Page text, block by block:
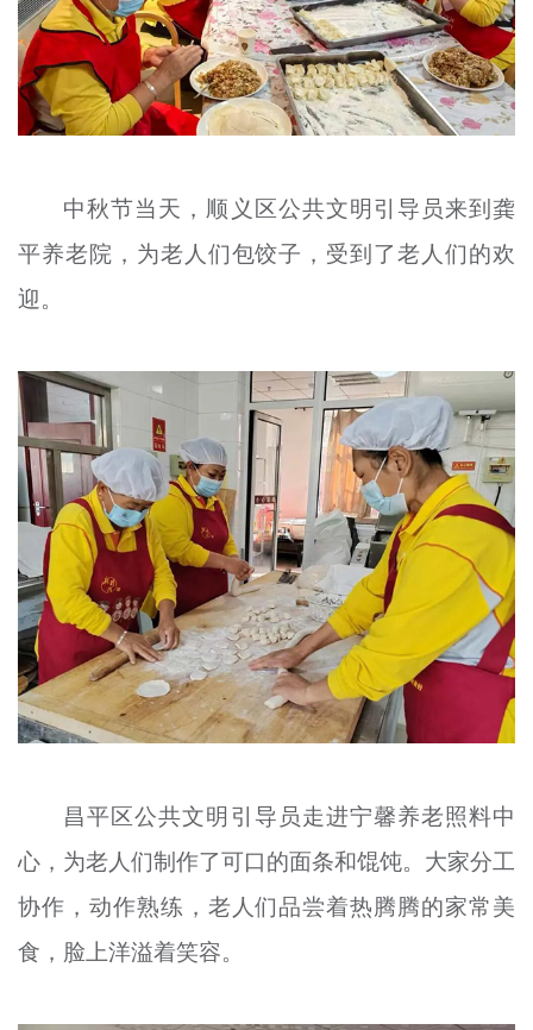
中秋节当天，顺义区公共文明引导员来到龚
平养老院，为老人们包饺子，受到了老人们的欢
迎。
昌平区公共文明引导员走进宁馨养老照料中
心，为老人们制作了可口的面条和馄饨。大家分工
协作，动作熟练，老人们品尝着热腾腾的家常美
食，脸上洋溢着笑容。